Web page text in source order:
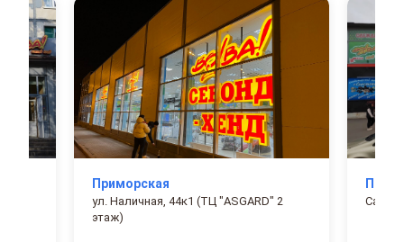
Приморская
ул. Наличная, 44к1 (ТЦ "ASGARD" 2
этаж)